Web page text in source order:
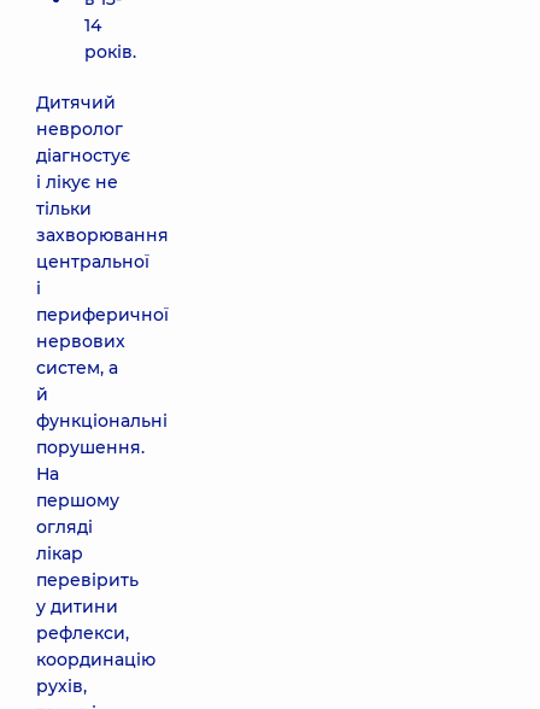
14
років.
Дитячий
невролог
діагностує
і лікує не
тільки
захворювання
центральної
і
периферичної
нервових
систем, а
й
функціональні
порушення.
На
першому
огляді
лікар
перевірить
у дитини
рефлекси,
координацію
рухів,